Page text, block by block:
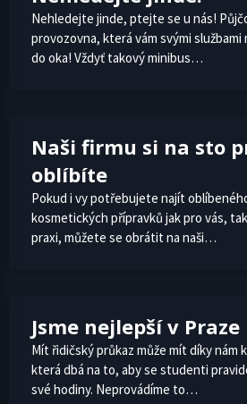
Nehledejte jinde, ptejte se u nás!
provozovna, která vám svými službami
do oka! Vždyť takový minibus…
Naši firmu si na sto
oblíbíte
Pokud i vy potřebujete najít
kosmetických přípravků jak pro vás,
praxi, můžete se obrátit na naši…
Jsme nejlepší v Praze
Mít řidičský průkaz může mít díky nám
která dbá na to, aby se studenti
své hodiny. Neprovádíme to…